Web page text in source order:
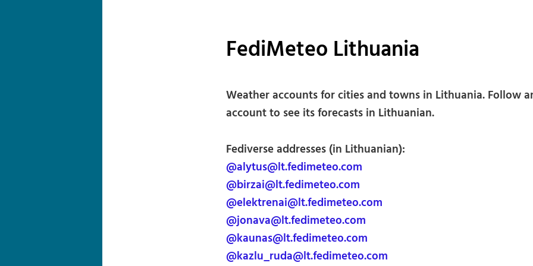
FediMeteo Lithuania
Weather accounts for cities and towns in Lithuania. Follow
account to see its forecasts in Lithuanian.
Fediverse addresses (in Lithuanian):
@alytus@lt.fedimeteo.com
@birzai@lt.fedimeteo.com
@elektrenai@lt.fedimeteo.com
@jonava@lt.fedimeteo.com
@kaunas@lt.fedimeteo.com
@kazlu_ruda@lt.fedimeteo.com